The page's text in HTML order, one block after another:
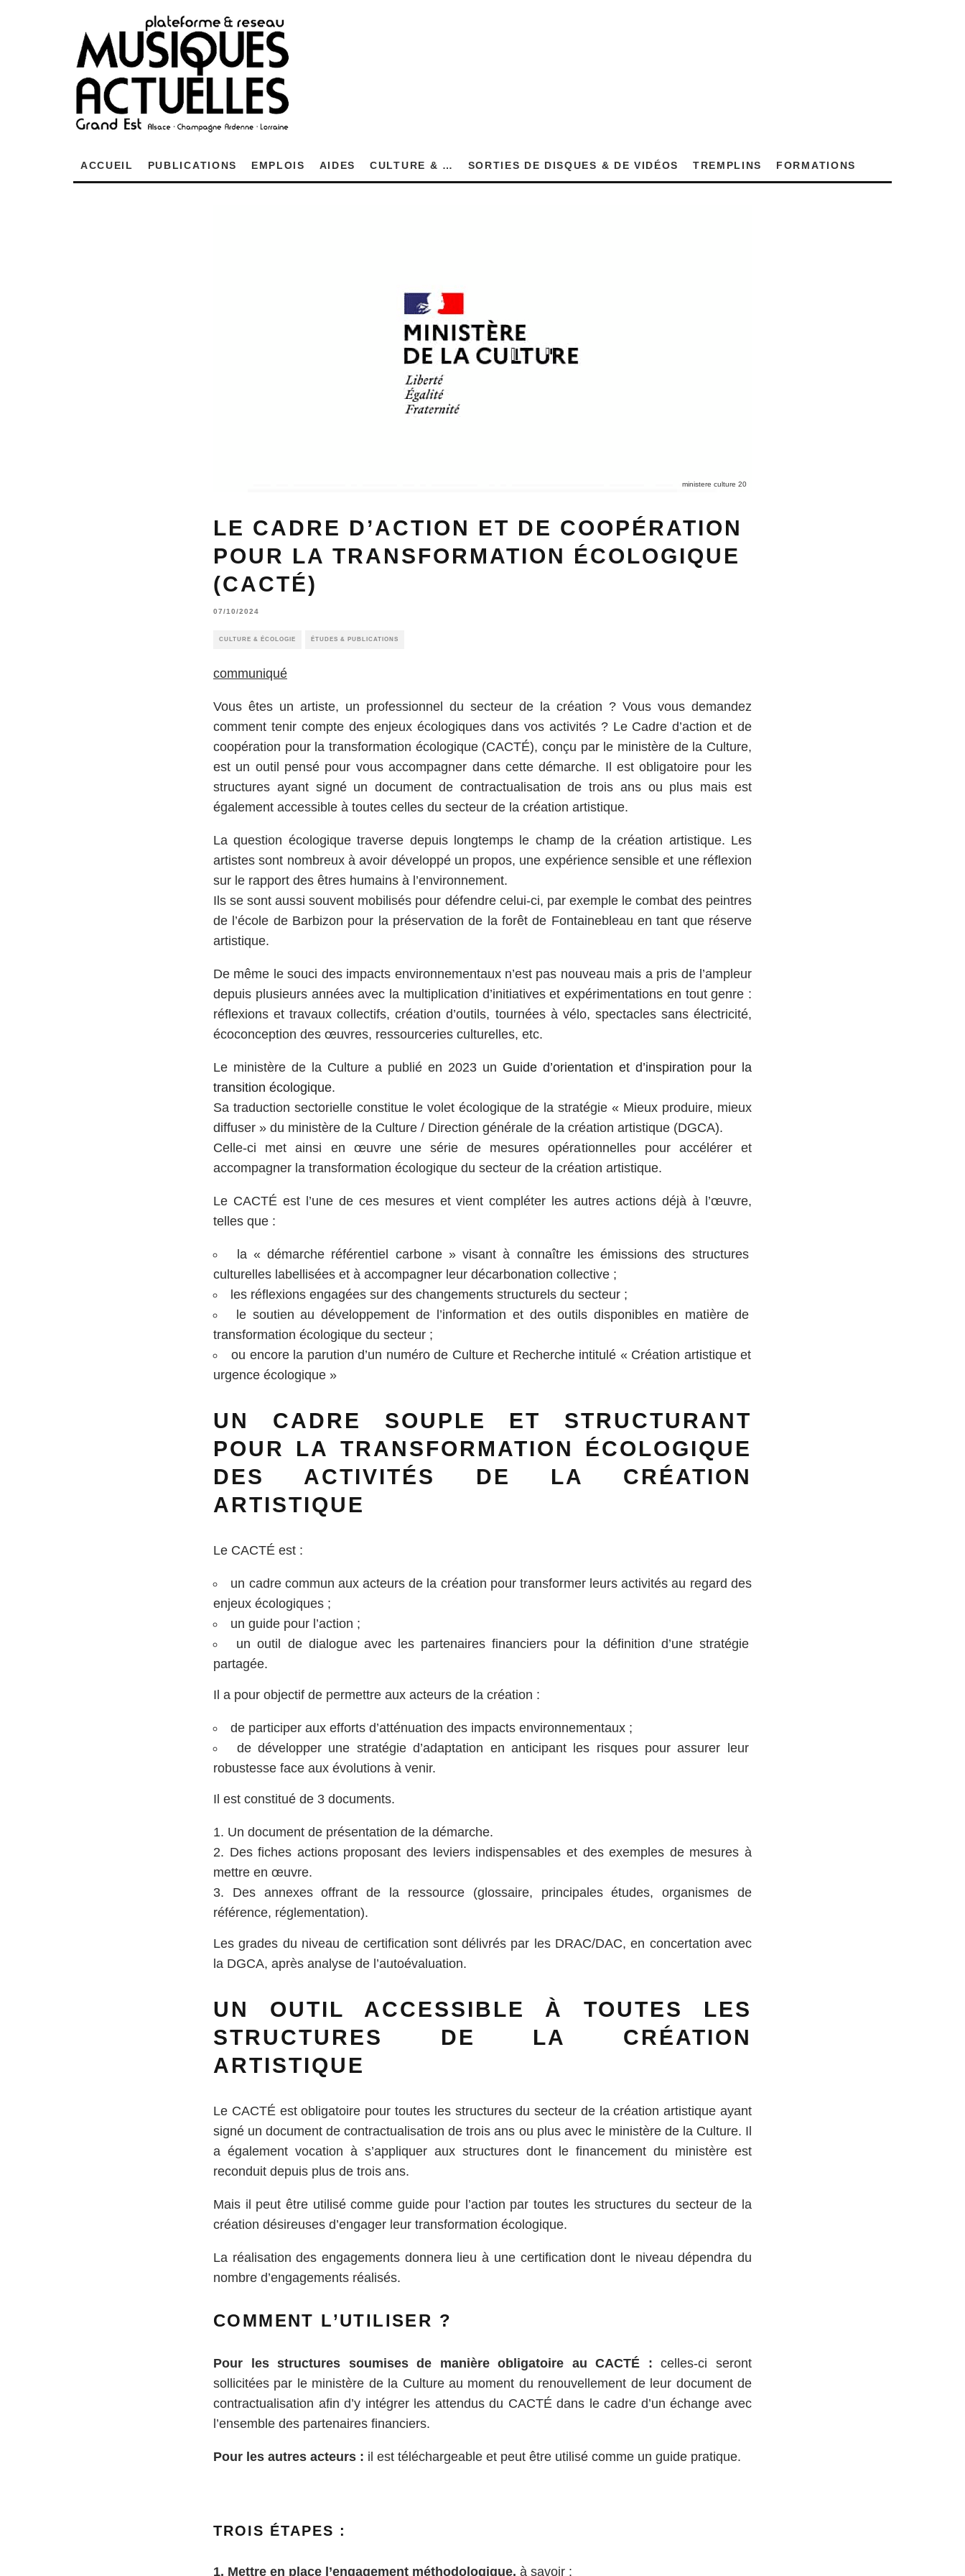
ACCUEIL PUBLICATIONS EMPLOIS AIDES CULTURE & … SORTIES DE DISQUES & DE VIDÉOS TREMPLINS FORMATIONS
ministere culture 20
LE CADRE D’ACTION ET DE COOPÉRATION
POUR LA TRANSFORMATION ÉCOLOGIQUE
(CACTÉ)
07/10/2024
CULTURE & ÉCOLOGIE ÉTUDES & PUBLICATIONS
communiqué
Vous êtes un artiste, un professionnel du secteur de la création ? Vous vous demandez
comment tenir compte des enjeux écologiques dans vos activités ? Le Cadre d’action et de
coopération pour la transformation écologique (CACTÉ), conçu par le ministère de la Culture,
est un outil pensé pour vous accompagner dans cette démarche. Il est obligatoire pour les
structures ayant signé un document de contractualisation de trois ans ou plus mais est
également accessible à toutes celles du secteur de la création artistique.
La question écologique traverse depuis longtemps le champ de la création artistique. Les
artistes sont nombreux à avoir développé un propos, une expérience sensible et une réflexion
sur le rapport des êtres humains à l’environnement.
Ils se sont aussi souvent mobilisés pour défendre celui-ci, par exemple le combat des peintres
de l’école de Barbizon pour la préservation de la forêt de Fontainebleau en tant que réserve
artistique.
De même le souci des impacts environnementaux n’est pas nouveau mais a pris de l’ampleur
depuis plusieurs années avec la multiplication d’initiatives et expérimentations en tout genre :
réflexions et travaux collectifs, création d’outils, tournées à vélo, spectacles sans électricité,
écoconception des œuvres, ressourceries culturelles, etc.
Le ministère de la Culture a publié en 2023 un Guide d’orientation et d’inspiration pour la
transition écologique.
Sa traduction sectorielle constitue le volet écologique de la stratégie « Mieux produire, mieux
diffuser » du ministère de la Culture / Direction générale de la création artistique (DGCA).
Celle-ci met ainsi en œuvre une série de mesures opérationnelles pour accélérer et
accompagner la transformation écologique du secteur de la création artistique.
Le CACTÉ est l’une de ces mesures et vient compléter les autres actions déjà à l’œuvre,
telles que :
la « démarche référentiel carbone » visant à connaître les émissions des structures
culturelles labellisées et à accompagner leur décarbonation collective ;
les réflexions engagées sur des changements structurels du secteur ;
le soutien au développement de l’information et des outils disponibles en matière de
transformation écologique du secteur ;
ou encore la parution d’un numéro de Culture et Recherche intitulé « Création artistique et
urgence écologique »
UN CADRE SOUPLE ET STRUCTURANT
POUR LA TRANSFORMATION ÉCOLOGIQUE
DES ACTIVITÉS DE LA CRÉATION
ARTISTIQUE
Le CACTÉ est :
un cadre commun aux acteurs de la création pour transformer leurs activités au regard des
enjeux écologiques ;
un guide pour l’action ;
un outil de dialogue avec les partenaires financiers pour la définition d’une stratégie
partagée.
Il a pour objectif de permettre aux acteurs de la création :
de participer aux efforts d’atténuation des impacts environnementaux ;
de développer une stratégie d’adaptation en anticipant les risques pour assurer leur
robustesse face aux évolutions à venir.
Il est constitué de 3 documents.
Un document de présentation de la démarche.
Des fiches actions proposant des leviers indispensables et des exemples de mesures à
mettre en œuvre.
Des annexes offrant de la ressource (glossaire, principales études, organismes de
référence, réglementation).
Les grades du niveau de certification sont délivrés par les DRAC/DAC, en concertation avec
la DGCA, après analyse de l’autoévaluation.
UN OUTIL ACCESSIBLE À TOUTES LES
STRUCTURES DE LA CRÉATION
ARTISTIQUE
Le CACTÉ est obligatoire pour toutes les structures du secteur de la création artistique ayant
signé un document de contractualisation de trois ans ou plus avec le ministère de la Culture. Il
a également vocation à s’appliquer aux structures dont le financement du ministère est
reconduit depuis plus de trois ans.
Mais il peut être utilisé comme guide pour l’action par toutes les structures du secteur de la
création désireuses d’engager leur transformation écologique.
La réalisation des engagements donnera lieu à une certification dont le niveau dépendra du
nombre d’engagements réalisés.
COMMENT L’UTILISER ?
Pour les structures soumises de manière obligatoire au CACTÉ : celles-ci seront
sollicitées par le ministère de la Culture au moment du renouvellement de leur document de
contractualisation afin d’y intégrer les attendus du CACTÉ dans le cadre d’un échange avec
l’ensemble des partenaires financiers.
Pour les autres acteurs : il est téléchargeable et peut être utilisé comme un guide pratique.
TROIS ÉTAPES :
1. Mettre en place l’engagement méthodologique, à savoir :